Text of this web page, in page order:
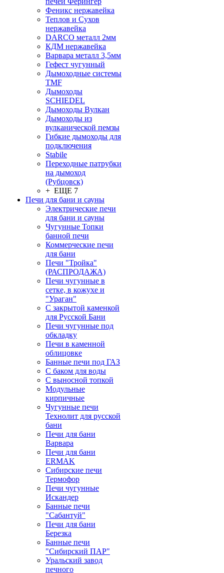
Феникс нержавейка
Теплов и Сухов
нержавейка
DARCO металл 2мм
КДМ нержавейка
Варвара металл 3,5мм
Гефест чугунный
Дымоходные системы
TMF
Дымоходы
SCHIEDEL
Дымоходы Вулкан
Дымоходы из
вулканической пемзы
Гибкие дымоходы для
подключения
Stabile
Переходные патрубки
на дымоход
(Рубцовск)
+ ЕЩЕ 7
Печи для бани и сауны
Электрические печи
для бани и сауны
Чугунные Топки
банной печи
Коммерческие печи
для бани
Печи "Тройка"
(РАСПРОДАЖА)
Печи чугунные в
сетке, в кожухе и
"Ураган"
С закрытой каменкой
для Русской Бани
Печи чугунные под
обкладку
Печи в каменной
облицовке
Банные печи под ГАЗ
С баком для воды
С выносной топкой
Модульные
кирпичные
Чугунные печи
Технолит для русской
бани
Печи для бани
Варвара
Печи для бани
ERMAK
Сибирские печи
Термофор
Печи чугунные
Искандер
Банные печи
"Сабантуй"
Печи для бани
Березка
Банные печи
"Сибирский ПАР"
Уральский завод
печного